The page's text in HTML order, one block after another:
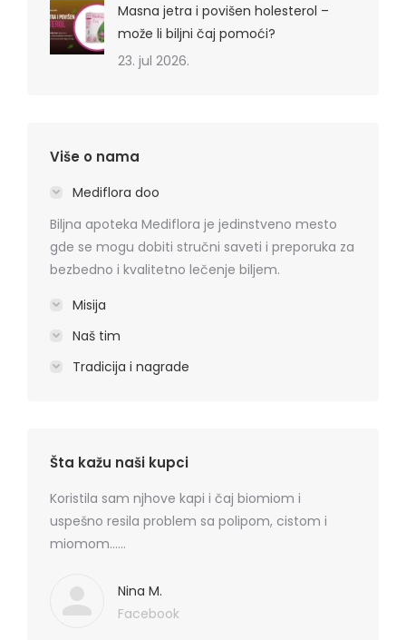
Masna jetra i povišen holesterol –
može li biljni čaj pomoći?
23. jul 2026.
Više o nama
Mediflora doo
Biljna apoteka Mediflora je jedinstveno mesto
gde se mogu dobiti stručni saveti i preporuka za
bezbedno i kvalitetno lečenje biljem.
Misija
Naš tim
Tradicija i nagrade
Šta kažu naši kupci
Koristila sam njhove kapi i čaj biomiom i
uspešno resila problem sa polipom, cistom i
miomom……
Nina M.
Facebook